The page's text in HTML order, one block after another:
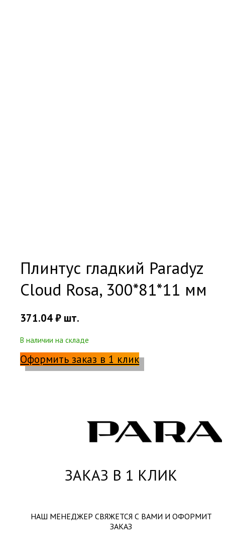
Плинтус гладкий Paradyz
Cloud Rosa, 300*81*11 мм
371.04₽ шт.
В наличии на складе
Оформить заказ в 1 клик
ЗАКАЗ В 1 КЛИК
НАШ МЕНЕДЖЕР СВЯЖЕТСЯ С ВАМИ И ОФОРМИТ
ЗАКАЗ